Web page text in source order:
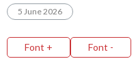
5 June 2026
Font + Font -